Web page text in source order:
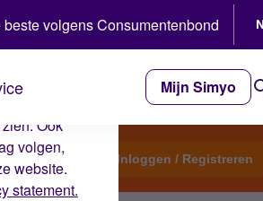
op de
Ook
volgen,
website.
statement.
beste volgens Consumentenbond
Mijn Simyo
een topic Inloggen / Registreren